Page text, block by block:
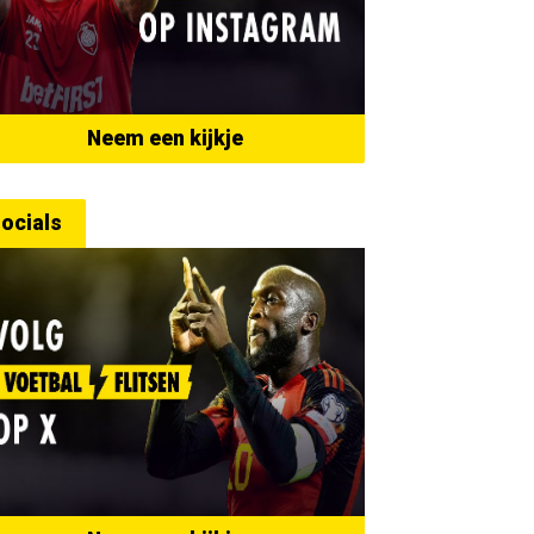
Neem een kijkje